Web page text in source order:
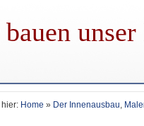
unser
Home » Der Innenausbau,